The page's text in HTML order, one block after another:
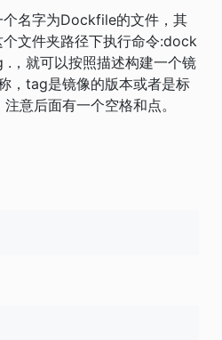
名字为Dockfile的文件，其
文件夹路径下执行命令:dock
就可以按照描述构建一个镜
，tag是镜像的版本或者是标
意后面有一个空格和点。